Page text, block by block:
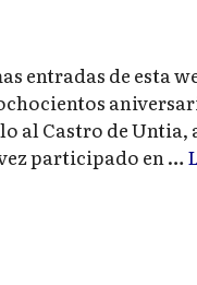
de esta
al Castro de Untia,
participado en …